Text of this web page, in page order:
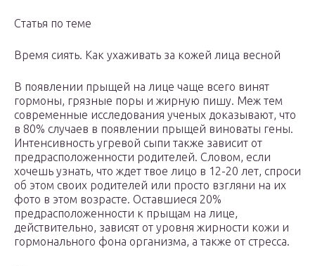
Статья по теме
Время сиять. Как ухаживать за кожей лица весной
В появлении прыщей на лице чаще всего винят
гормоны, грязные поры и жирную пишу. Меж тем
современные исследования ученых доказывают, что
в 80% случаев в появлении прыщей виноваты гены.
Интенсивность угревой сыпи также зависит от
предрасположенности родителей. Словом, если
хочешь узнать, что ждет твое лицо в 12-20 лет, спроси
об этом своих родителей или просто взгляни на их
фото в этом возрасте. Оставшиеся 20%
предрасположенности к прыщам на лице,
действительно, зависят от уровня жирности кожи и
гормонального фона организма, а также от стресса.